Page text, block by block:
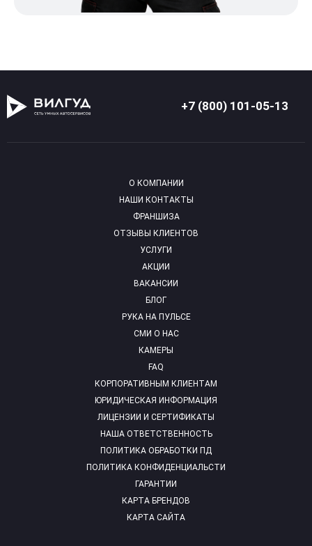
+7 (800) 101-05-13
О КОМПАНИИ
НАШИ КОНТАКТЫ
ФРАНШИЗА
ОТЗЫВЫ КЛИЕНТОВ
УСЛУГИ
АКЦИИ
ВАКАНСИИ
БЛОГ
РУКА НА ПУЛЬСЕ
СМИ О НАС
КАМЕРЫ
FAQ
КОРПОРАТИВНЫМ КЛИЕНТАМ
ЮРИДИЧЕСКАЯ ИНФОРМАЦИЯ
ЛИЦЕНЗИИ И СЕРТИФИКАТЫ
НАША ОТВЕТСТВЕННОСТЬ
ПОЛИТИКА ОБРАБОТКИ ПД
ПОЛИТИКА КОНФИДЕНЦИАЛЬСТИ
ГАРАНТИИ
КАРТА БРЕНДОВ
КАРТА САЙТА